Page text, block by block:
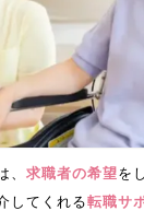
、 求職者の希望を
してくれる転職サ